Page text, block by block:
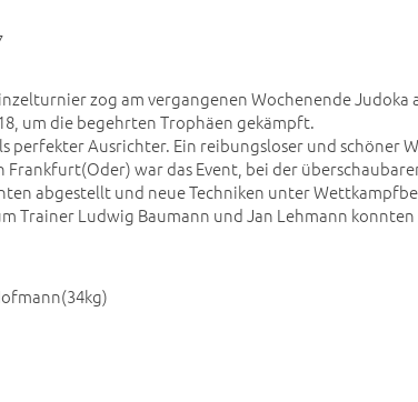
zog am vergangenen Wochenende Judoka
um die begehrten Trophäen gekämpft.
perfekter Ausrichter. Ein reibungsloser und schöner
war das Event, bei der
abgestellt und neue Techniken unter
Trainer Ludwig Baumann und Jan Lehmann